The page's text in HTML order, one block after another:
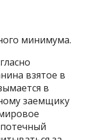
минимума.
взятое в
в
заемщику